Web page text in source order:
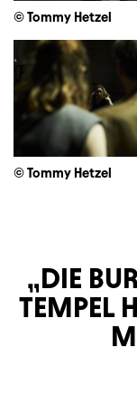
© Tommy Hetzel
© Tommy Hetzel
DIE
TEMPEL